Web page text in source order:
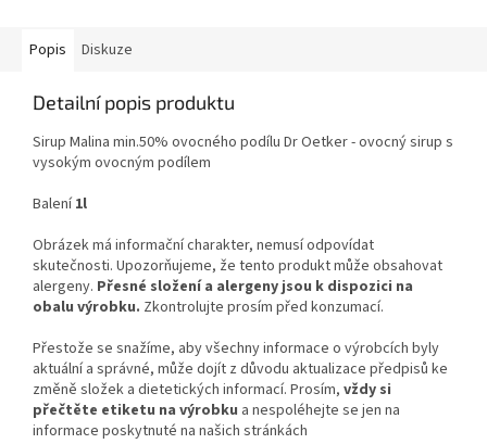
Popis Diskuze
Detailní popis produktu
Sirup Malina min.50% ovocného podílu Dr Oetker - ovocný sirup s
vysokým ovocným podílem
Balení 1l
Obrázek má informační charakter, nemusí odpovídat
skutečnosti. Upozorňujeme, že tento produkt může obsahovat
alergeny. Přesné složení a alergeny jsou k dispozici na
obalu výrobku. Zkontrolujte prosím před konzumací.
Přestože se snažíme, aby všechny informace o výrobcích byly
aktuální a správné, může dojít z důvodu aktualizace předpisů ke
změně složek a dietetických informací. Prosím, vždy si
přečtěte etiketu na výrobku a nespoléhejte se jen na
informace poskytnuté na našich stránkách